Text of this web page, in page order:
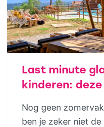
Last minute
kinderen:
Vodatent en
Nog geen
ben je zeker niet de